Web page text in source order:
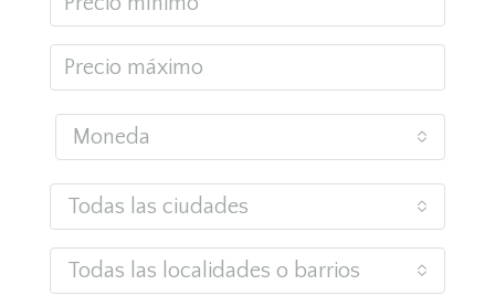
Moneda
Todas las ciudades
Todas las localidades o barrios